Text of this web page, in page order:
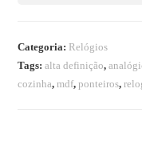
Categoria: Relógios
Tags:alta definição,
cozinha,mdf,ponteiros,